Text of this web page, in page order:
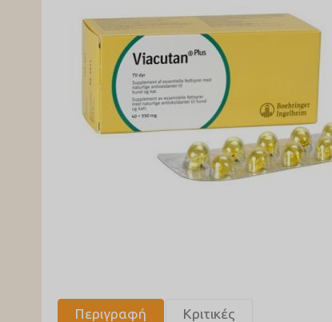
Περιγραφή Κριτικές